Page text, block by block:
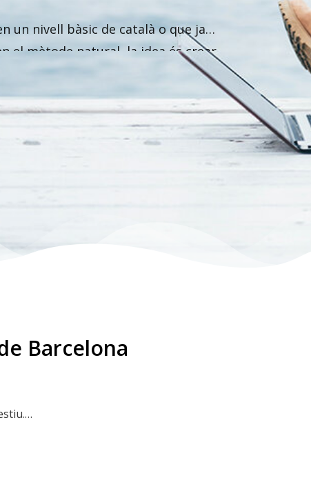
un nivell bàsic de català o que ja
el mètode natural, la idea és crear
Polyglot: https://www.youtube.com
🎵 (https://www.studionystrom.se)
Barcelona
la fàbrica Moritz. Si vols saber-ne més, aquí hi